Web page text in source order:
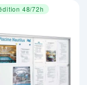
48/72h